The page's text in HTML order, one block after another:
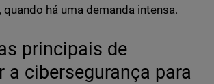
quando há uma demanda intensa.
principais de
a cibersegurança para